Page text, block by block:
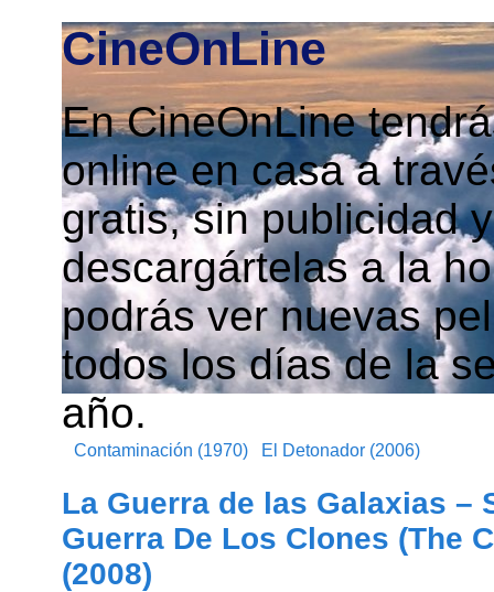
CineOnLine
En CineOnLine
online en casa a
gratis, sin publicidad
descargártelas a la
podrás ver nuevas
todos los días de la
año.
Contaminación (1970) El Detonador (2006)
La Guerra de las Galaxias –
Guerra De Los Clones (The
(2008)